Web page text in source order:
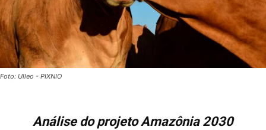
Foto: Ulleo - PIXNIO
Análise do projeto Amazônia 2030